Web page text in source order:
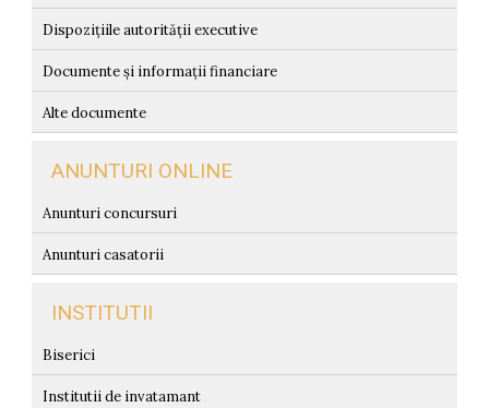
Dispozițiile autorității executive
Documente și informații financiare
Alte documente
ANUNTURI ONLINE
Anunturi concursuri
Anunturi casatorii
INSTITUTII
Biserici
Institutii de invatamant